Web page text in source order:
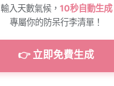
輸入天數氣候， 10秒自動生成
專屬你的防呆行李清單！
👉 立即免費生成